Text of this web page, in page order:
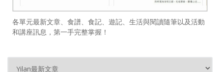
各單元最新文章、食譜、食記、遊記、生活與閱讀隨筆以及活動
和講座訊息，第一手完整掌握！